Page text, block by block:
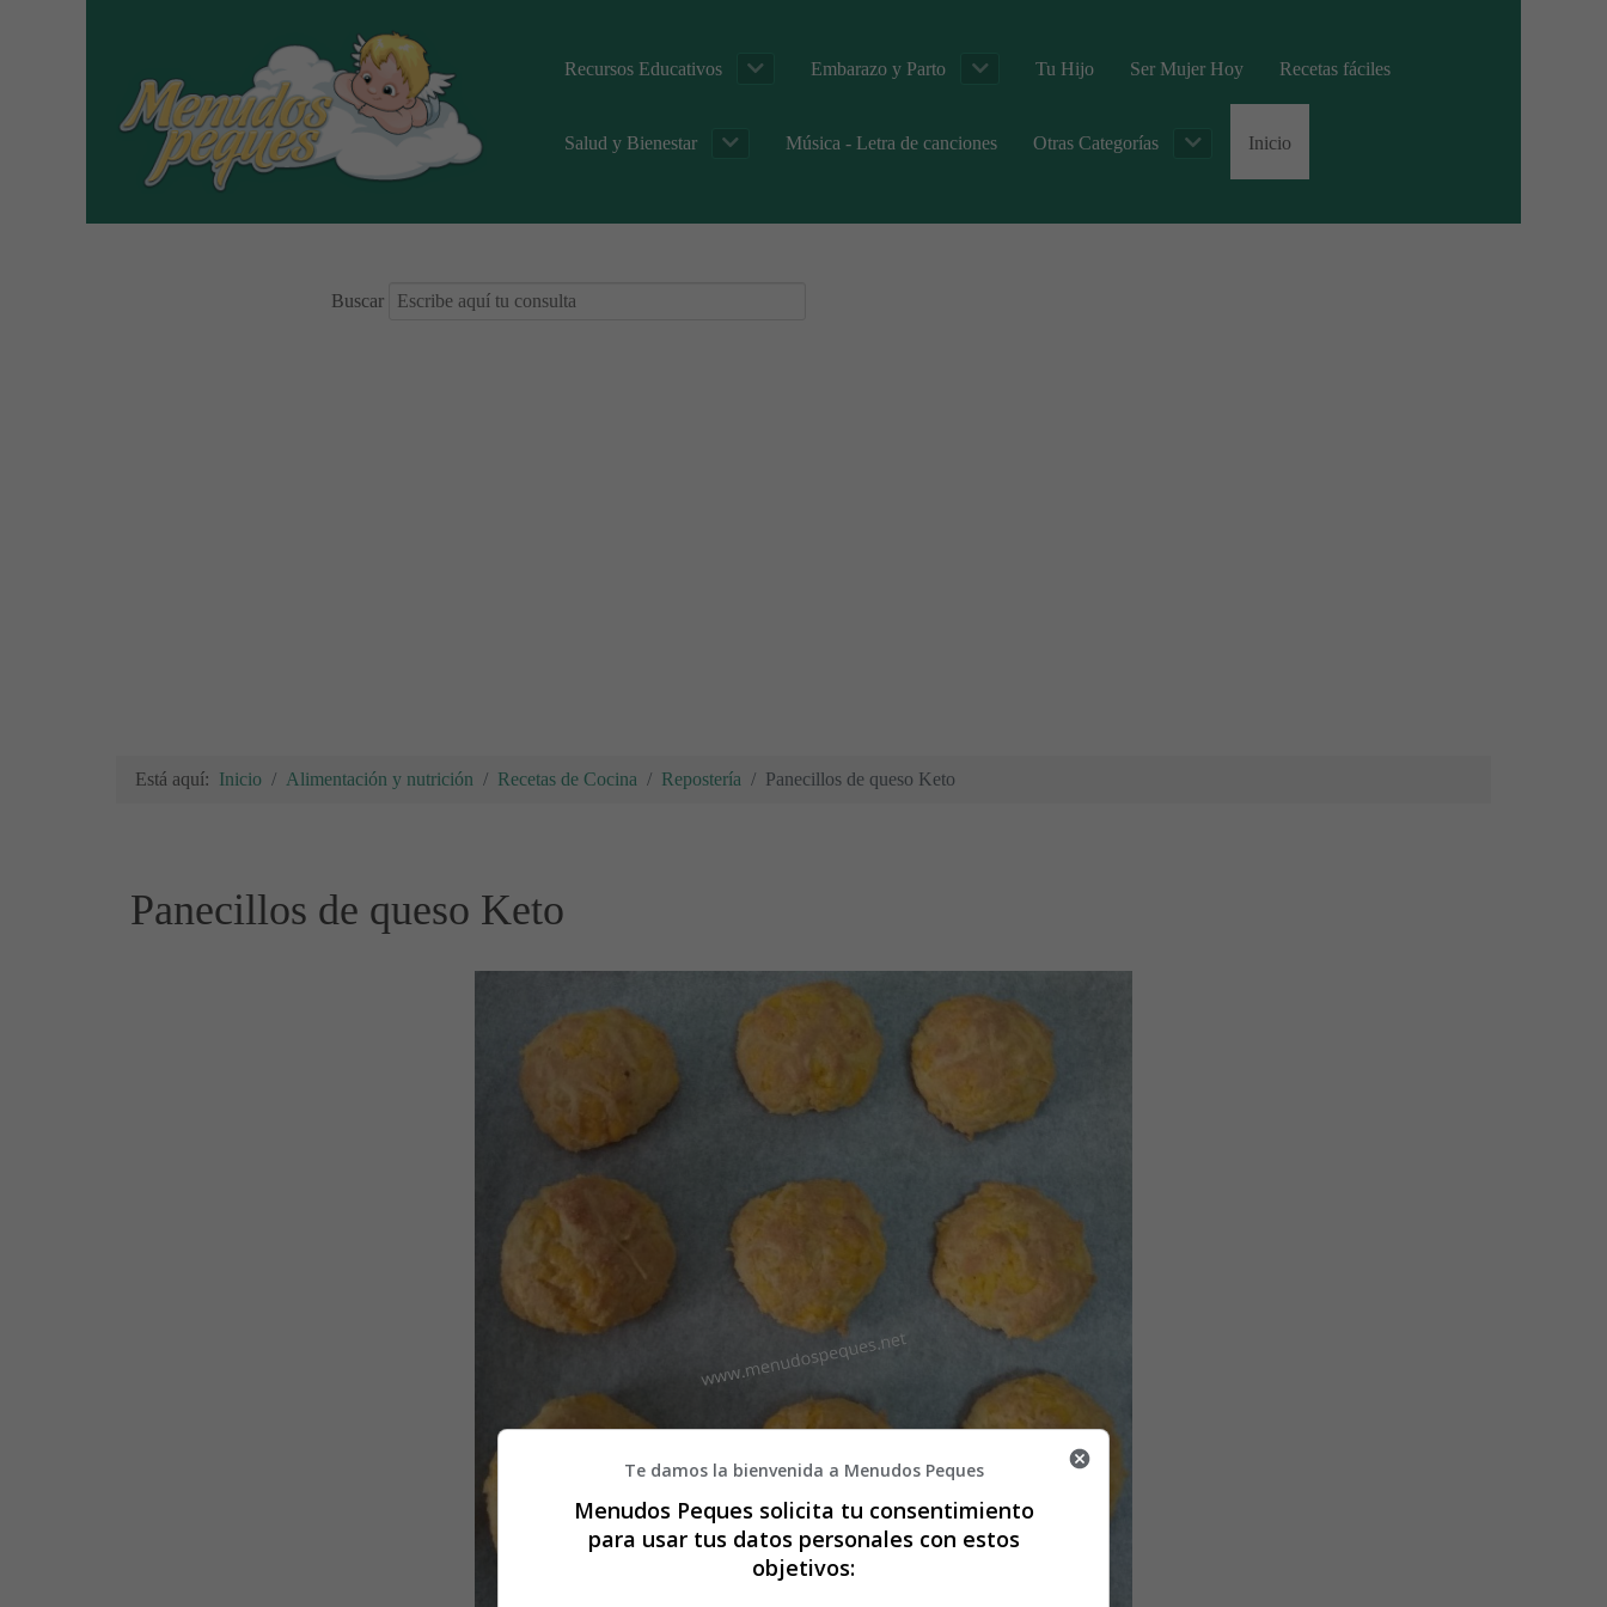
Recursos Educativos Embarazo y Parto Tu Hijo Ser Mujer Hoy Recetas fáciles
Salud y Bienestar Música - Letra de canciones Otras Categorías Inicio
Buscar
Está aquí: Inicio Alimentación y nutrición Recetas de Cocina Repostería Panecillos de queso Keto
Panecillos de queso Keto
Te damos la bienvenida a Menudos Peques
Menudos Peques solicita tu consentimiento
para usar tus datos personales con estos
objetivos: